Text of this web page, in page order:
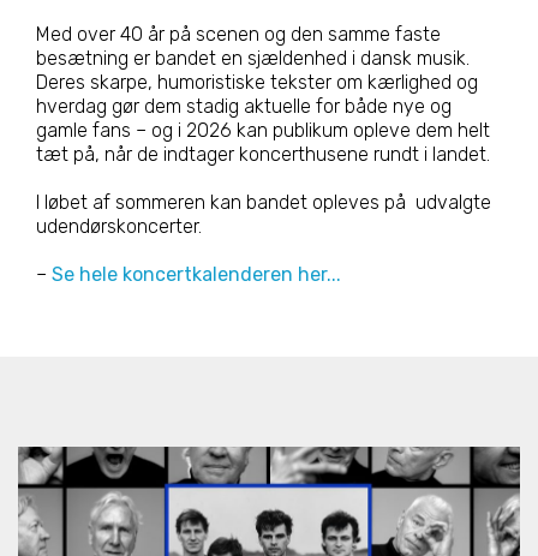
Med over 40 år på scenen og den samme faste
besætning er bandet en sjældenhed i dansk musik.
Deres skarpe, humoristiske tekster om kærlighed og
hverdag gør dem stadig aktuelle for både nye og
gamle fans – og i 2026 kan publikum opleve dem helt
tæt på, når de indtager koncerthusene rundt i landet.
I løbet af sommeren kan bandet opleves på udvalgte
udendørskoncerter.
– Se hele koncertkalenderen her...